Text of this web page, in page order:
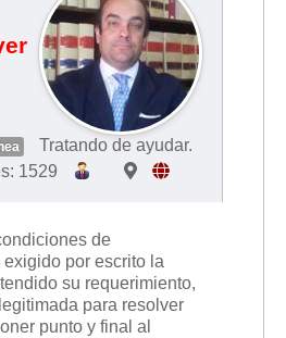
Tratando de ayudar.
1529
de
por escrito la
su requerimiento,
para resolver
punto y final al